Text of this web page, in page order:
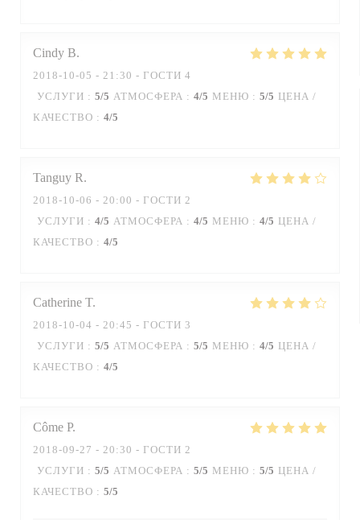
Cindy B
2018-10-05 - 21:30 - ГОСТИ 4
УСЛУГИ : 5/5 АТМОСФЕРА : 4/5 МЕНЮ : 5/5 ЦЕНА /
КАЧЕСТВО : 4/5
Tanguy R
2018-10-06 - 20:00 - ГОСТИ 2
УСЛУГИ : 4/5 АТМОСФЕРА : 4/5 МЕНЮ : 4/5 ЦЕНА /
КАЧЕСТВО : 4/5
Catherine T
2018-10-04 - 20:45 - ГОСТИ 3
УСЛУГИ : 5/5 АТМОСФЕРА : 5/5 МЕНЮ : 4/5 ЦЕНА /
КАЧЕСТВО : 4/5
Côme P
2018-09-27 - 20:30 - ГОСТИ 2
УСЛУГИ : 5/5 АТМОСФЕРА : 5/5 МЕНЮ : 5/5 ЦЕНА /
КАЧЕСТВО : 5/5